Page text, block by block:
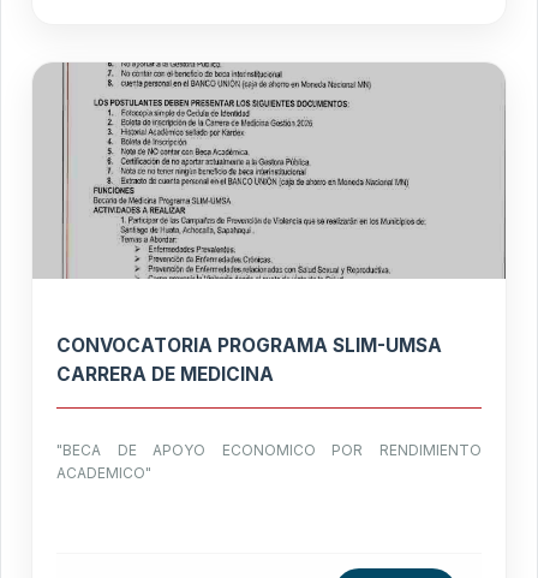
CONVOCATORIA PROGRAMA SLIM-UMSA
CARRERA DE MEDICINA
"BECA DE APOYO ECONOMICO POR RENDIMIENTO
ACADEMICO"